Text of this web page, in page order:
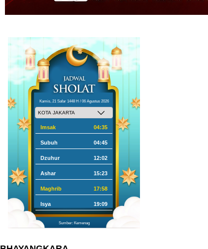
Kamis, 21 Safar 1448 H / 06 Agustus 2026
Imsak 04:35
Subuh 04:45
Dzuhur 12:02
Ashar 15:23
Maghrib 17:58
Isya 19:09
Sumber: Kemenag